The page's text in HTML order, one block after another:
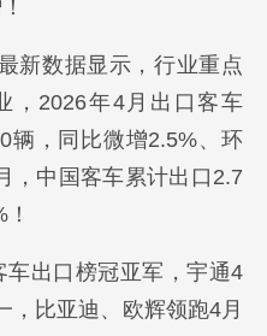
新数据显示，行业重点
，2026年4月出口客车
辆，同比微增2.5%、环
，中国客车累计出口2.7
出口榜冠亚军，宇通4
，比亚迪、欧辉领跑4月